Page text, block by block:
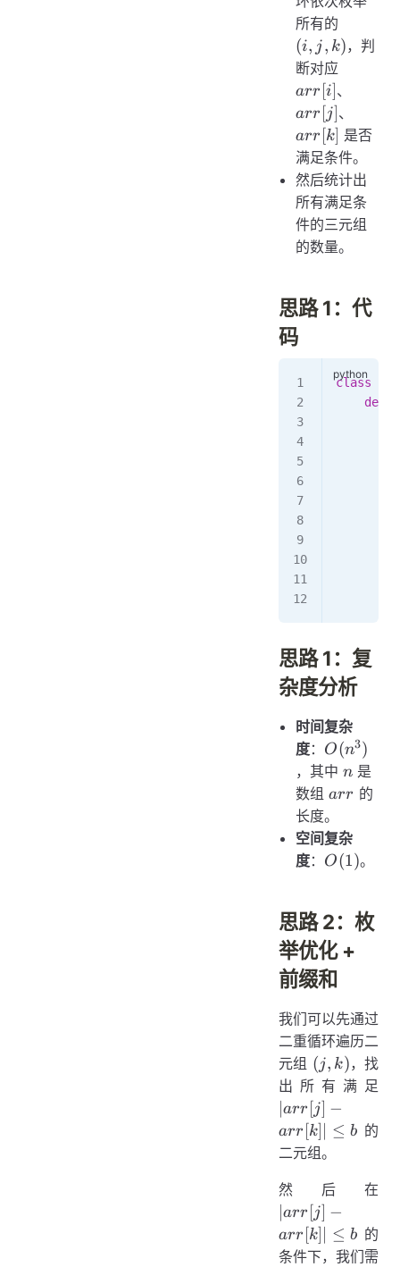
所有的
j,
(i, j , k)，判
断对应
arr [i]、
arr [j]、
arr [k] 是否
满足条件。
然后统计出
所有满足条
件的三元组
的数量。
思路 1：代
码
class
    def
思路 1：复
杂度分析
时间复杂
度： O(n^3)
O(n3)
，其中n
n 是
数组arr
arr 的
长度。
空间复杂
度： O(1)
O(1)。
思路 2：枚
举优化 +
前缀和
我们可以先通过
二重循环遍历二
元组 (j,
k)
(j, k)，找
出所有满足
arr [j] −
arr [k] ≤ b的
二元组。
然后在
arr [j] −
arr [k] ≤ b的
条件下，我们需